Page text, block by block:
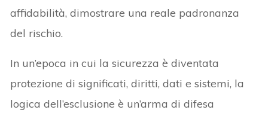
affidabilità, dimostrare una reale padronanza
del rischio.
In un’epoca in cui la sicurezza è diventata
protezione di significati, diritti, dati e sistemi, la
logica dell’esclusione è un’arma di difesa